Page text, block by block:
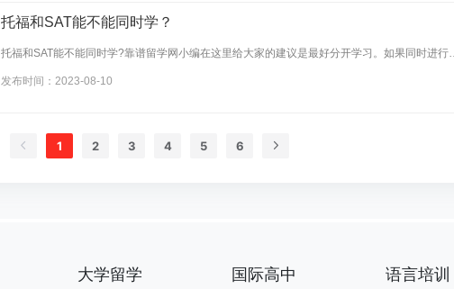
托福和SAT能不能同时学？
托福和SAT能不能同时学?靠谱留学网小编在这里给大家的建议是最好分开学习。如果同时进行两
门考试的复习，可能会造成混乱，不利于备考。从保险起见，建议先将托福至少考到80分，然后
发布时间：2023-08-10
1 2 3 4 5 6
大学留学 国际高中 语言培训